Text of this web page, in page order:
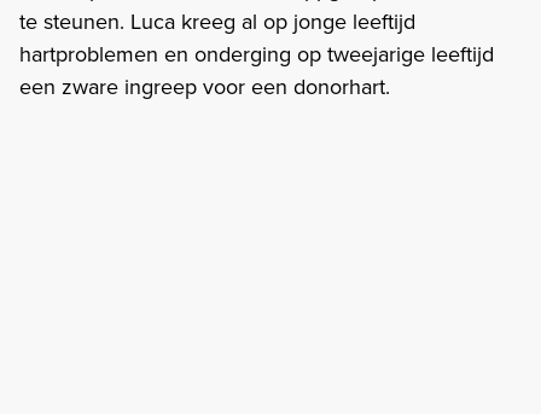
te steunen. Luca kreeg al op jonge leeftijd
hartproblemen en onderging op tweejarige leeftijd
een zware ingreep voor een donorhart.